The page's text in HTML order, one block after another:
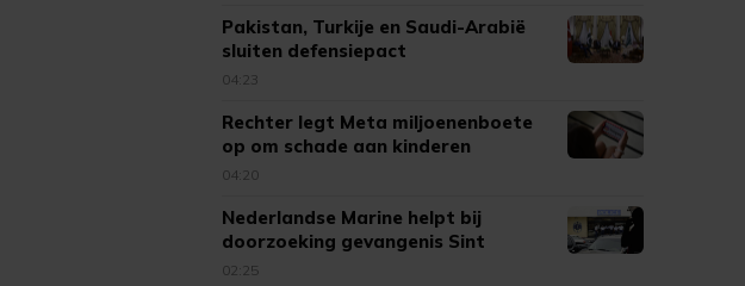
Pakistan, Turkije en Saudi-Arabië
sluiten defensiepact
04:23
Rechter legt Meta miljoenenboete
op om schade aan kinderen
04:20
Nederlandse Marine helpt bij
doorzoeking gevangenis Sint
Maarten
02:25